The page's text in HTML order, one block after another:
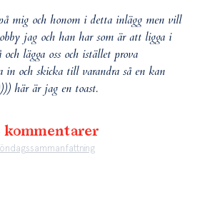
mig och honom i detta inlägg men vill
jag och han har som är att ligga i
lägga oss och istället prova
in och skicka till varandra så en kan
här är jag en toast.
kommentarer